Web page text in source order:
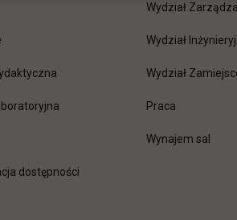
dostępności
Wydział
Wydział
Wydział
Pracalink otwiera
Wynajem sal